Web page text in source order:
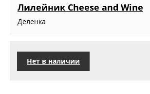
Лилейник Cheese and Wine
Деленка
Нет в наличии